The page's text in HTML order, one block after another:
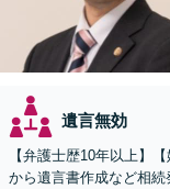
遺言無効
【弁護士歴10年以上】
から遺言書作成など相